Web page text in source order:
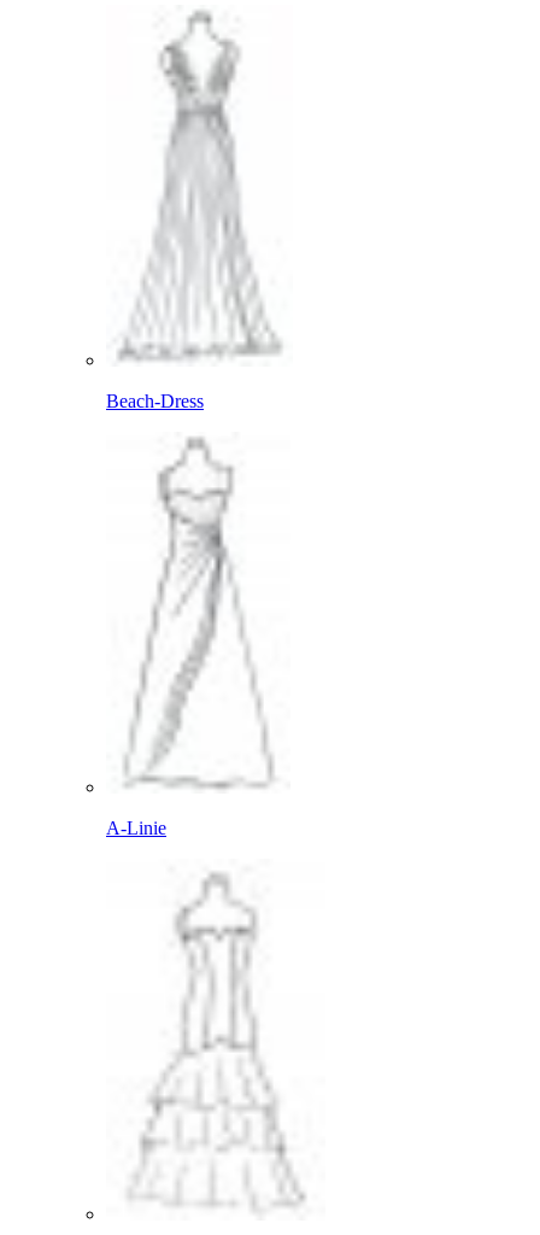
Beach-Dress
A-Linie